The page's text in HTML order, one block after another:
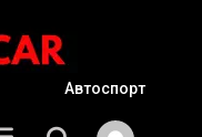
Автоспорт